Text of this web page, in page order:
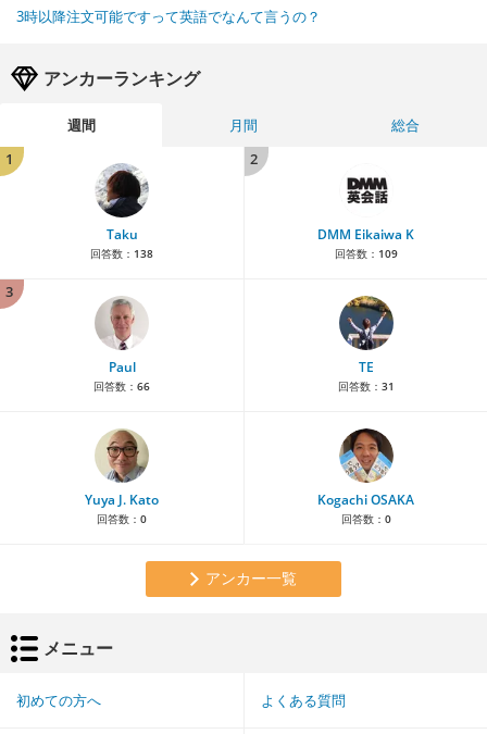
3時以降注文可能ですって英語でなんて言うの？
アンカーランキング
週間 月間
総合
1
Taku
回答数： 138
2
DMM Eikaiwa K
回答数： 109
3
Paul
回答数： 66
TE
回答数： 31
Yuya J. Kato
回答数： 0
Kogachi OSAKA
回答数： 0
アンカー一覧
メニュー
初めての方へ よくある質問